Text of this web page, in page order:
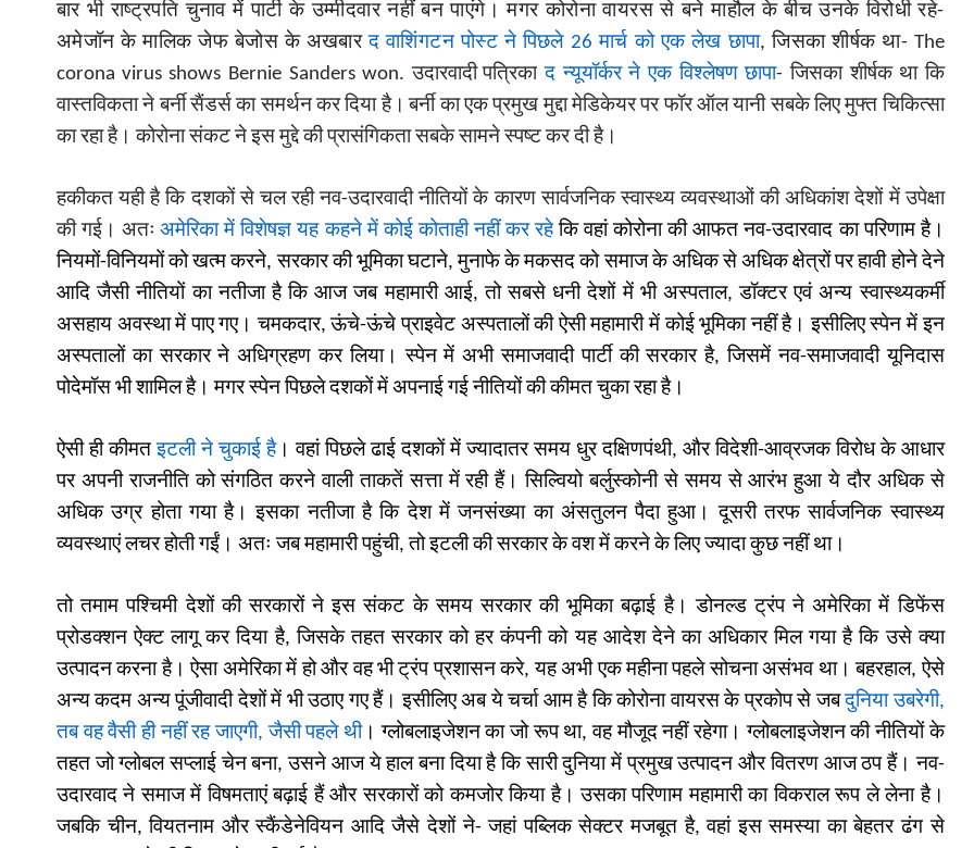
बार भी राष्ट्रपति चुनाव में पार्टी के उम्मीदवार नहीं बन पाएंगे। मगर कोरोना वायरस से बने माहौल के बीच उनके विरोधी रहे-
अमेजॉन के मालिक जेफ बेजोस के अखबारद वाशिंगटन पोस्ट ने पिछले 26 मार्च को एक लेख छापा, जिसका शीर्षक था- The
corona virus shows Bernie Sanders won. उदारवादी पत्रिका द न्यूयॉर्कर ने एक विश्लेषण छापा- जिसका शीर्षक था कि
वास्तविकता ने बर्नी सैंडर्स का समर्थन कर दिया है। बर्नी का एक प्रमुख मुद्दा मेडिकेयर पर फॉर ऑल यानी सबके लिए मुफ्त चिकित्सा
का रहा है। कोरोना संकट ने इस मुद्दे की प्रासंगिकता सबके सामने स्पष्ट कर दी है।
हकीकत यही है कि दशकों से चल रही नव-उदारवादी नीतियों के कारण सार्वजनिक स्वास्थ्य व्यवस्थाओं की अधिकांश देशों में उपेक्षा
की गई। अतः अमेरिका में विशेषज्ञ यह कहने में कोई कोताही नहीं कर रहे कि वहां कोरोना की आफत नव-उदारवाद का परिणाम है।
नियमों-विनियमों को खत्म करने, सरकार की भूमिका घटाने, मुनाफे के मकसद को समाज के अधिक से अधिक क्षेत्रों पर हावी होने देने
आदि जैसी नीतियों का नतीजा है कि आज जब महामारी आई, तो सबसे धनी देशों में भी अस्पताल, डॉक्टर एवं अन्य स्वास्थ्यकर्मी
असहाय अवस्था में पाए गए। चमकदार, ऊंचे-ऊंचे प्राइवेट अस्पतालों की ऐसी महामारी में कोई भूमिका नहीं है। इसीलिए स्पेन में इन
अस्पतालों का सरकार ने अधिग्रहण कर लिया। स्पेन में अभी समाजवादी पार्टी की सरकार है, जिसमें नव-समाजवादी यूनिदास
पोदेमॉस भी शामिल है। मगर स्पेन पिछले दशकों में अपनाई गई नीतियों की कीमत चुका रहा है।
ऐसी ही कीमत इटली ने चुकाई है। वहां पिछले ढाई दशकों में ज्यादातर समय धुर दक्षिणपंथी, और विदेशी-आव्रजक विरोध के आधार
पर अपनी राजनीति को संगठित करने वाली ताकतें सत्ता में रही हैं। सिल्वियो बर्लुस्कोनी से समय से आरंभ हुआ ये दौर अधिक से
अधिक उग्र होता गया है। इसका नतीजा है कि देश में जनसंख्या का अंसतुलन पैदा हुआ। दूसरी तरफ सार्वजनिक स्वास्थ्य
व्यवस्थाएं लचर होती गईं। अतः जब महामारी पहुंची, तो इटली की सरकार के वश में करने के लिए ज्यादा कुछ नहीं था।
तो तमाम पश्चिमी देशों की सरकारों ने इस संकट के समय सरकार की भूमिका बढ़ाई है। डोनल्ड ट्रंप ने अमेरिका में डिफेंस
प्रोडक्शन ऐक्ट लागू कर दिया है, जिसके तहत सरकार को हर कंपनी को यह आदेश देने का अधिकार मिल गया है कि उसे क्या
उत्पादन करना है। ऐसा अमेरिका में हो और वह भी ट्रंप प्रशासन करे, यह अभी एक महीना पहले सोचना असंभव था। बहरहाल, ऐसे
अन्य कदम अन्य पूंजीवादी देशों में भी उठाए गए हैं। इसीलिए अब ये चर्चा आम है कि कोरोना वायरस के प्रकोप से जबदुनिया उबरेगी,
तब वह वैसी ही नहीं रह जाएगी,जैसी पहले थी। ग्लोबलाइजेशन का जो रूप था, वह मौजूद नहीं रहेगा। ग्लोबलाइजेशन की नीतियों के
तहत जो ग्लोबल सप्लाई चेन बना, उसने आज ये हाल बना दिया है कि सारी दुनिया में प्रमुख उत्पादन और वितरण आज ठप हैं। नव-
उदारवाद ने समाज में विषमताएं बढ़ाई हैं और सरकारों को कमजोर किया है। उसका परिणाम महामारी का विकराल रूप ले लेना है।
जबकि चीन, वियतनाम और स्कैंडेनेवियन आदि जैसे देशों ने- जहां पब्लिक सेक्टर मजबूत है, वहां इस समस्या का बेहतर ढंग से